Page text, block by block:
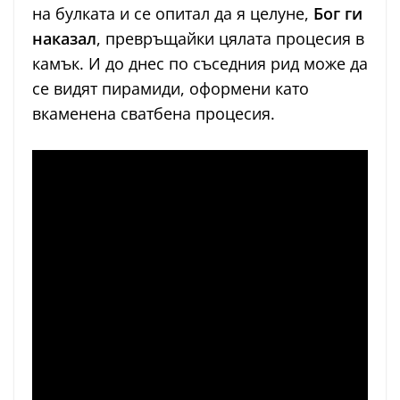
на булката и се опитал да я целуне, Бог ги
наказал, превръщайки цялата процесия в
камък. И до днес по съседния рид може да
се видят пирамиди, оформени като
вкаменена сватбена процесия.